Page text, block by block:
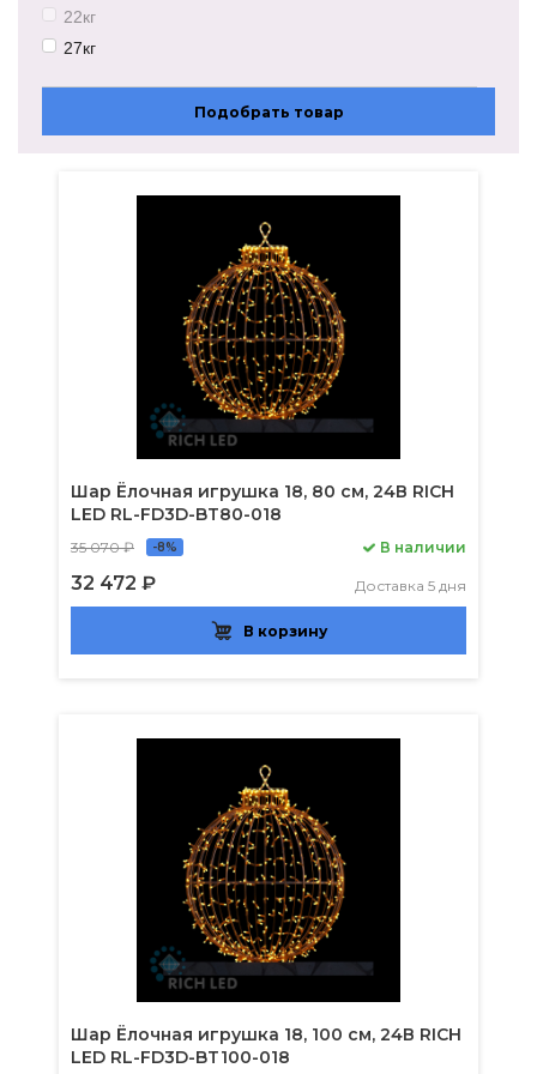
23Вт
22кг
27кг
29кг
Подобрать товар
Шар Ёлочная игрушка 18, 80 см, 24В RICH
LED RL-FD3D-BT80-018
35 070 ₽ -8%
32 472 ₽
В наличии
Доставка 5 дня
В корзину
Шар Ёлочная игрушка 18, 100 см, 24В RICH
LED RL-FD3D-BT100-018